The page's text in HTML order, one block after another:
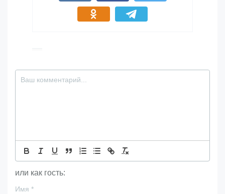
или как гость:
Имя *